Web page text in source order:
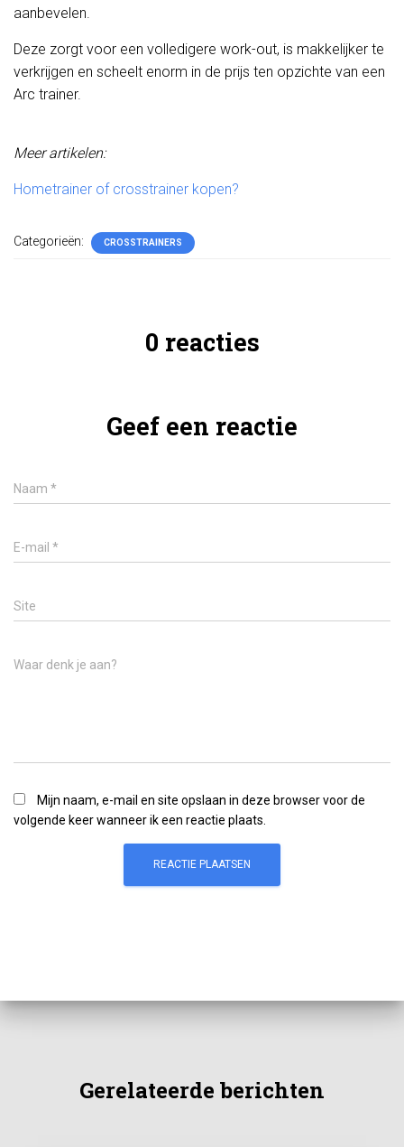
aanbevelen.
Deze zorgt voor een volledigere work-out, is makkelijker te
verkrijgen en scheelt enorm in de prijs ten opzichte van een
Arc trainer.
Meer artikelen:
Hometrainer of crosstrainer kopen?
Categorieën: CROSSTRAINERS
0 reacties
Geef een reactie
Naam *
E-mail *
Site
Waar denk je aan?
Mijn naam, e-mail en site opslaan in deze browser voor de
volgende keer wanneer ik een reactie plaats.
Gerelateerde berichten